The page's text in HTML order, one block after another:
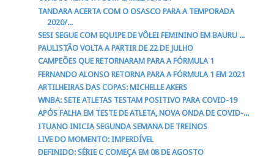
TANDARA ACERTA COM O OSASCO PARA A TEMPORADA
2020/...
SESI SEGUE COM EQUIPE DE VÔLEI FEMININO EM BAURU ...
PAULISTÃO VOLTA A PARTIR DE 22 DE JULHO
CAMPEÕES QUE RETORNARAM PARA A FÓRMULA 1
FERNANDO ALONSO RETORNA PARA A FÓRMULA 1 EM 2021
ARTILHEIRAS DAS COPAS: MICHELLE AKERS
WNBA: SETE ATLETAS TESTAM POSITIVO PARA COVID-19
APÓS FALHA EM TESTE DE ATLETA, NOVA ONDA DE COVID-...
ITUANO INICIA SEGUNDA SEMANA DE TREINOS
LIVE DO MOMENTO: IMPERDÍVEL
DEFINIDO: SÉRIE C COMEÇA EM 08 DE AGOSTO